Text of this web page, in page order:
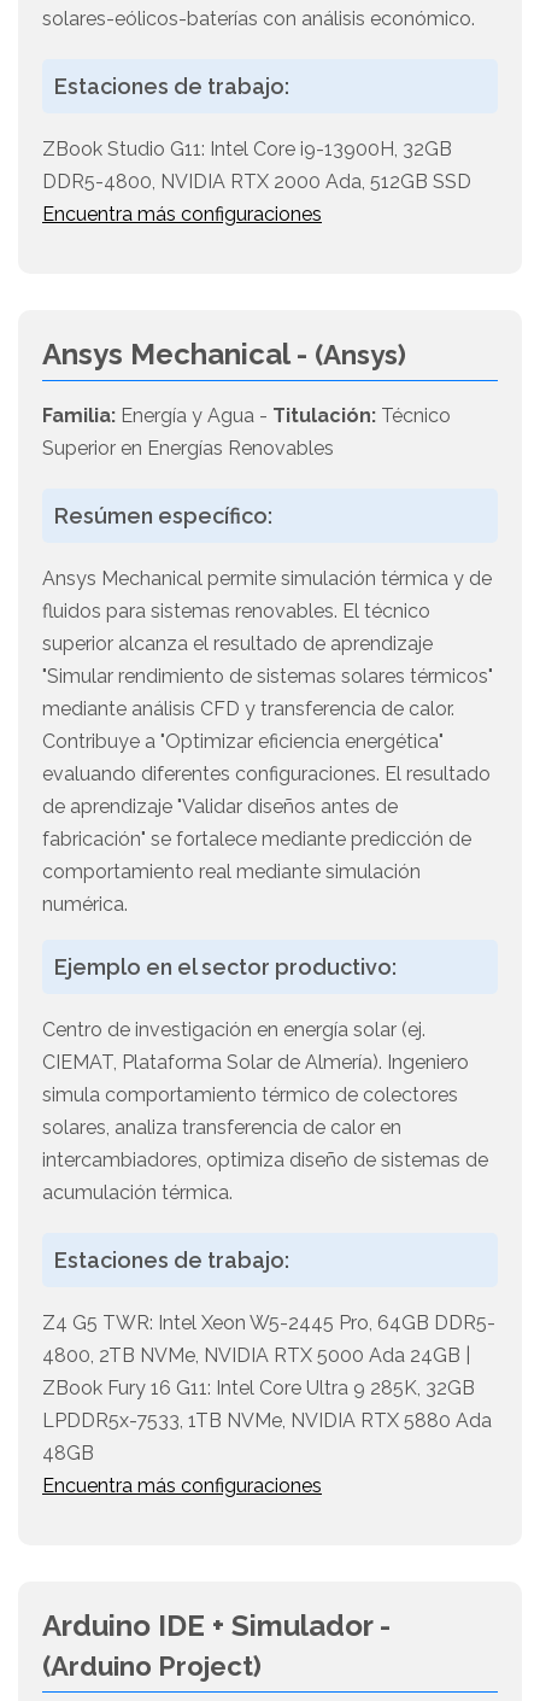
solares-eólicos-baterías con análisis económico.
Estaciones de trabajo:
ZBook Studio G11: Intel Core i9-13900H, 32GB
DDR5-4800, NVIDIA RTX 2000 Ada, 512GB SSD
Encuentra más configuraciones
Ansys Mechanical - (Ansys)
Familia: Energía y Agua - Titulación: Técnico
Superior en Energías Renovables
Resúmen específico:
Ansys Mechanical permite simulación térmica y de
fluidos para sistemas renovables. El técnico
superior alcanza el resultado de aprendizaje
"Simular rendimiento de sistemas solares térmicos"
mediante análisis CFD y transferencia de calor.
Contribuye a "Optimizar eficiencia energética"
evaluando diferentes configuraciones. El resultado
de aprendizaje "Validar diseños antes de
fabricación" se fortalece mediante predicción de
comportamiento real mediante simulación
numérica.
Ejemplo en el sector productivo:
Centro de investigación en energía solar (ej.
CIEMAT, Plataforma Solar de Almería). Ingeniero
simula comportamiento térmico de colectores
solares, analiza transferencia de calor en
intercambiadores, optimiza diseño de sistemas de
acumulación térmica.
Estaciones de trabajo:
Z4 G5 TWR: Intel Xeon W5-2445 Pro, 64GB DDR5-
4800, 2TB NVMe, NVIDIA RTX 5000 Ada 24GB |
ZBook Fury 16 G11: Intel Core Ultra 9 285K, 32GB
LPDDR5x-7533, 1TB NVMe, NVIDIA RTX 5880 Ada
48GB
Encuentra más configuraciones
Arduino IDE + Simulador -
(Arduino Project)